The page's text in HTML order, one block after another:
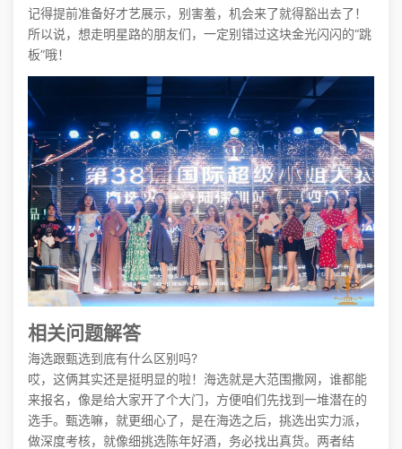
记得提前准备好才艺展示，别害羞，机会来了就得豁出去了！
所以说，想走明星路的朋友们，一定别错过这块金光闪闪的“跳
板”哦！
相关问题解答
海选跟甄选到底有什么区别吗?
哎，这俩其实还是挺明显的啦！海选就是大范围撒网，谁都能
来报名，像是给大家开了个大门，方便咱们先找到一堆潜在的
选手。甄选嘛，就更细心了，是在海选之后，挑选出实力派，
做深度考核，就像细挑选陈年好酒，务必找出真货。两者结